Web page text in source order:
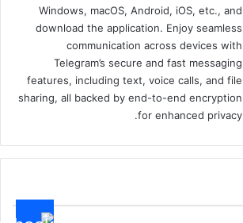
Windows, macOS, Android, iOS, etc., and
download the application. Enjoy seamless
communication across devices with
Telegram’s secure and fast messaging
features, including text, voice calls, and file
sharing, all backed by end-to-end encryption
for enhanced privacy.